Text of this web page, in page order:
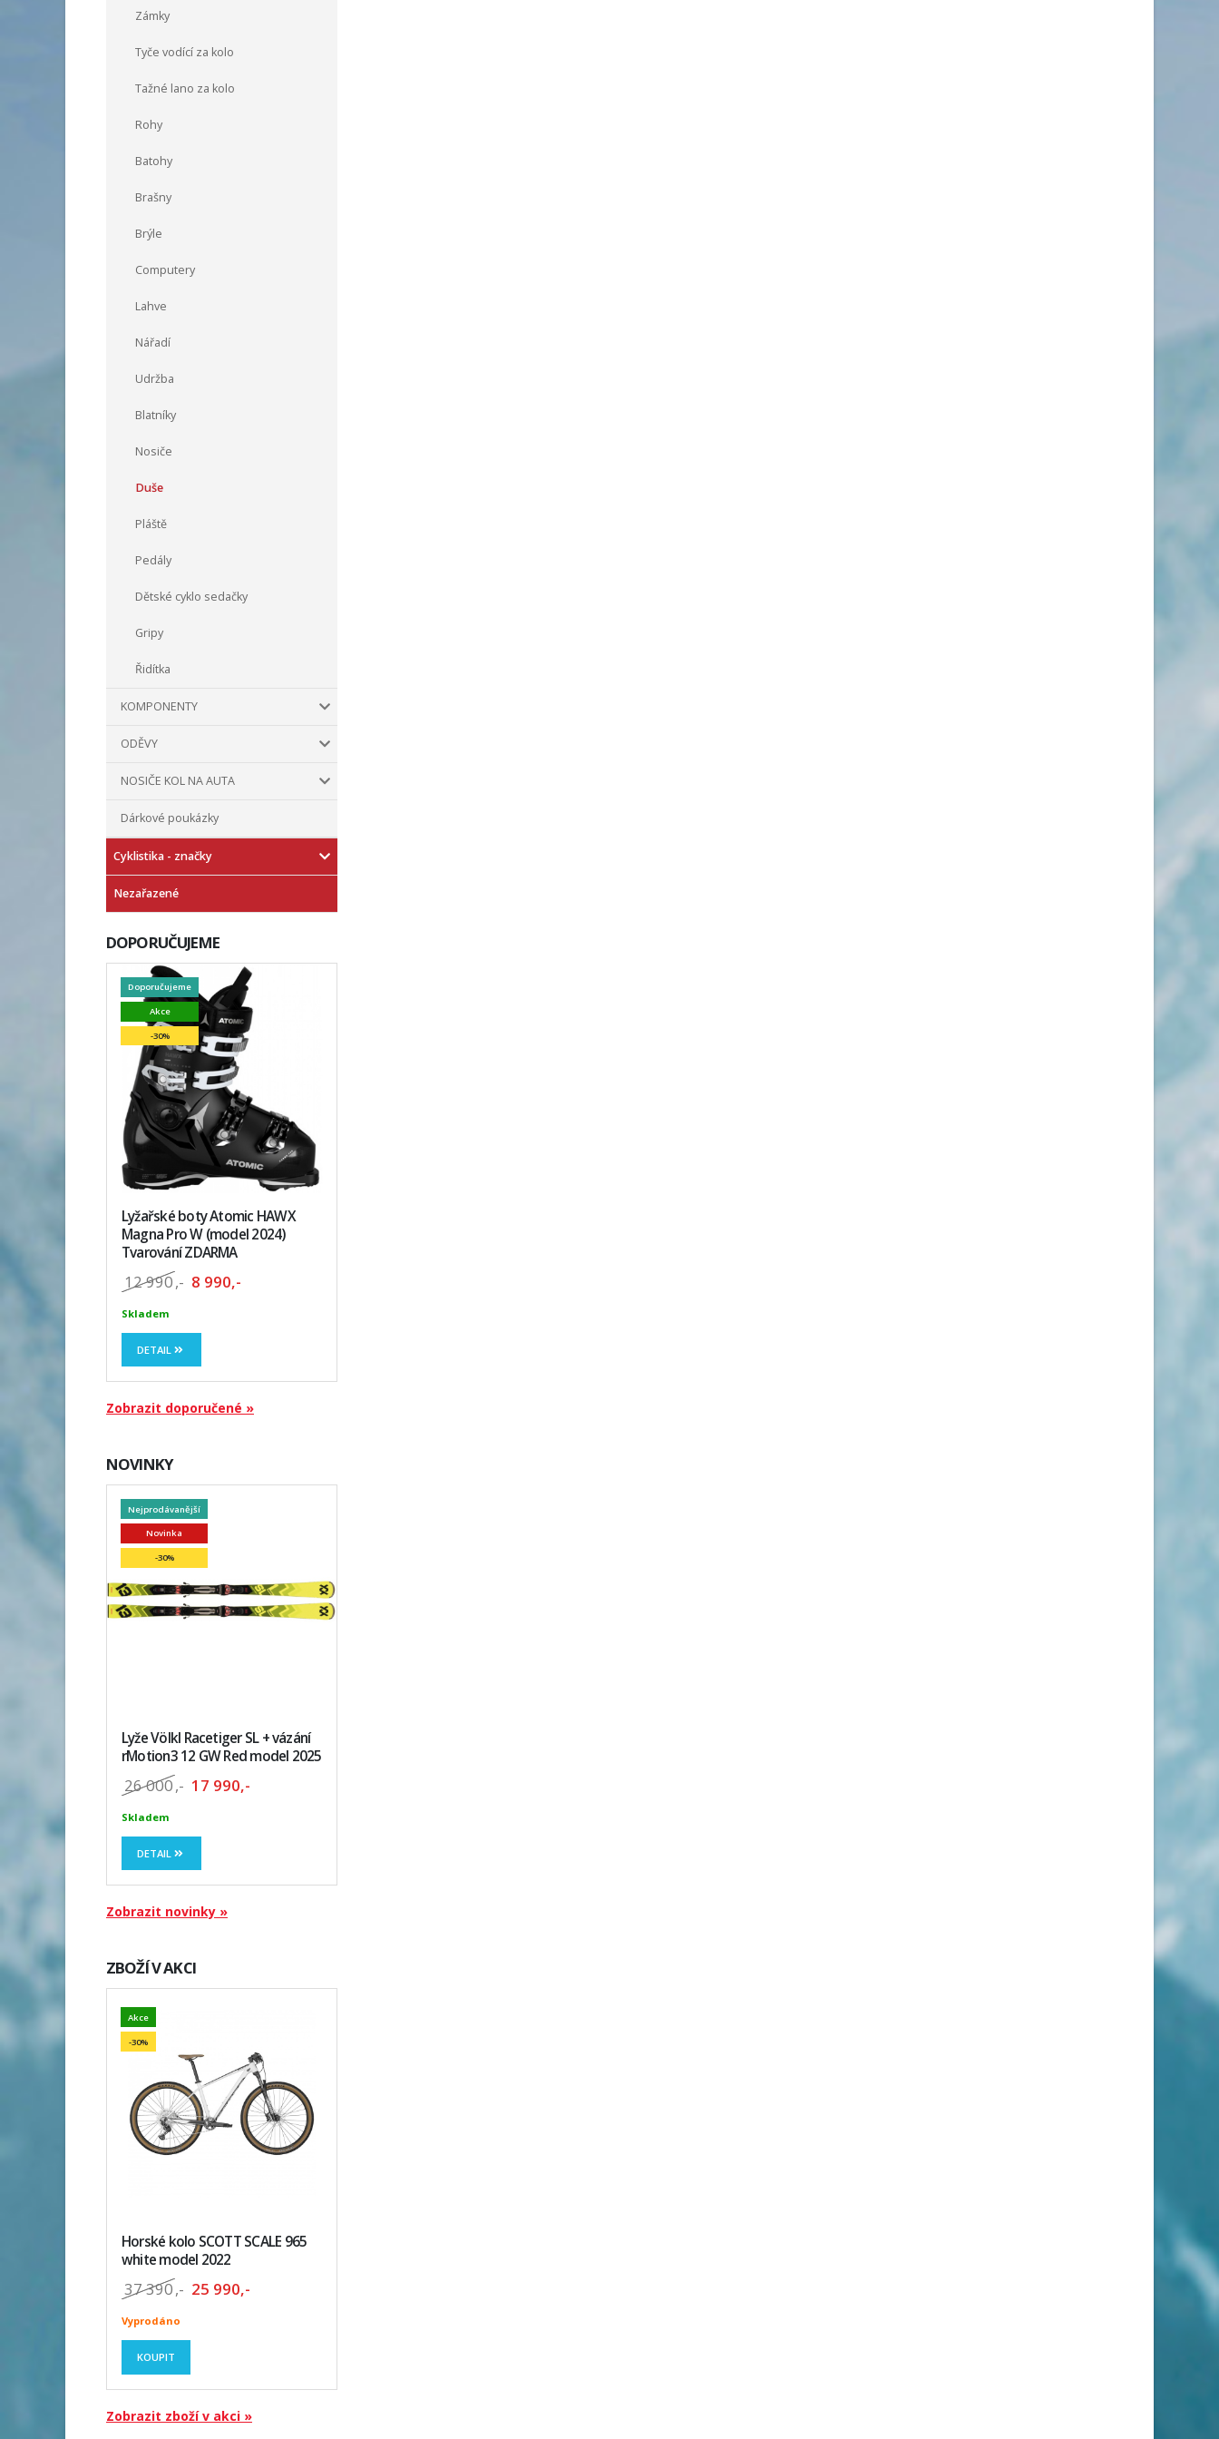
Zámky
Tyče vodící za kolo
Tažné lano za kolo
Rohy
Batohy
Brašny
Brýle
Computery
Lahve
Nářadí
Udržba
Blatníky
Nosiče
Duše
Pláště
Pedály
Dětské cyklo sedačky
Gripy
Řidítka
KOMPONENTY
ODĚVY
NOSIČE KOL NA AUTA
Dárkové poukázky
Cyklistika - značky
Nezařazené
DOPORUČUJEME
Doporučujeme
Akce
-30%
Lyžařské boty Atomic HAWX
Magna Pro W (model 2024)
Tvarování ZDARMA
12 990,- 8 990,-
Skladem
DETAIL
Zobrazit doporučené »
NOVINKY
Nejprodávanější
Novinka
-30%
Lyže Völkl Racetiger SL + vázání
rMotion3 12 GW Red model 2025
26 000,- 17 990,-
Skladem
DETAIL
Zobrazit novinky »
ZBOŽÍ V AKCI
Akce
-30%
Horské kolo SCOTT SCALE 965
white model 2022
37 390,- 25 990,-
Vyprodáno
KOUPIT
Zobrazit zboží v akci »